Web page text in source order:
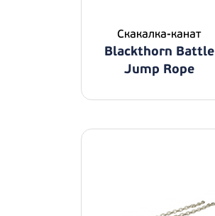
Скакалка-канат
Blackthorn Battle
Jump Rope